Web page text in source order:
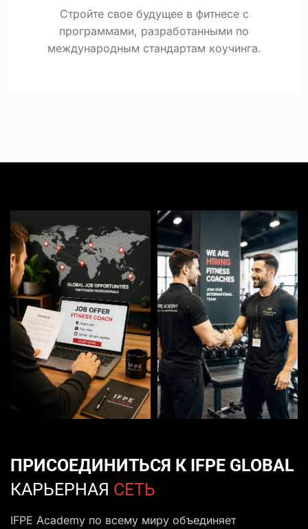
Стройте свое будущее в фитнесе с
программами, разработанными по
международным стандартам коучинга.
ПРИСОЕДИНИТЬСЯ К IFPE GLOBAL
КАРЬЕРНАЯ СЕТЬ
IFPE Academy по всему миру объединяет